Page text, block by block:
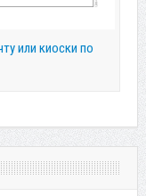
или киоски по